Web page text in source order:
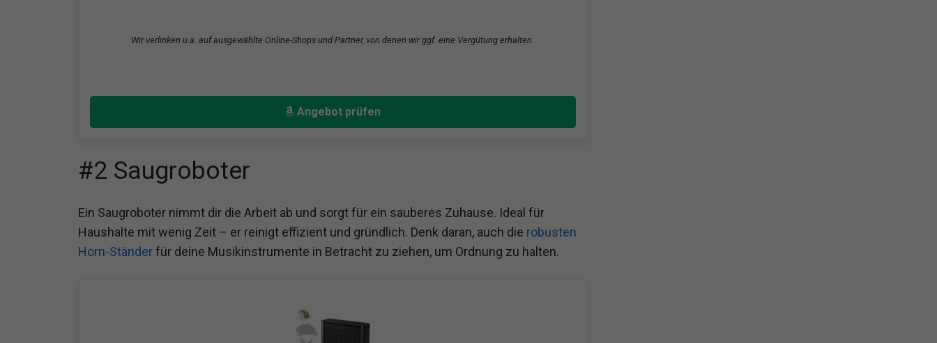
Wir verlinken u.a. auf ausgewählte Online-Shops und Partner, von denen wir ggf. eine Vergütung erhalten.
Angebot prüfen
#2 Saugroboter
Ein Saugroboter nimmt dir die Arbeit ab und sorgt für ein sauberes Zuhause. Ideal für
Haushalte mit wenig Zeit – er reinigt effizient und gründlich. Denk daran, auch die robusten
Horn-Ständerfür deine Musikinstrumente in Betracht zu ziehen, um Ordnung zu halten.